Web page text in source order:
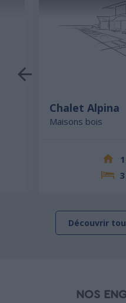
Chalet Alpina
Maisons bois
3
Découvrir
NOS